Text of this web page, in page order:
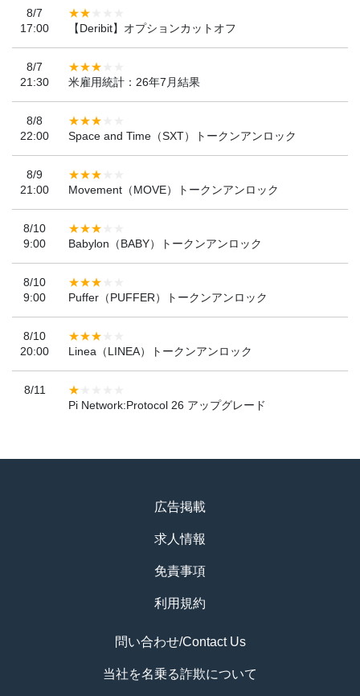
8/7
17:00
【Deribit】オプションカットオフ
8/7
21:30
米雇用統計：26年7月結果
8/8
22:00
Space and Time（SXT）トークンアンロック
8/9
21:00
Movement（MOVE）トークンアンロック
8/10
9:00
Babylon（BABY）トークンアンロック
8/10
9:00
Puffer（PUFFER）トークンアンロック
8/10
20:00
Linea（LINEA）トークンアンロック
8/11
Pi Network:Protocol 26 アップグレード
広告掲載
求人情報
免責事項
利用規約
問い合わせ/Contact Us
当社を名乗る詐欺について